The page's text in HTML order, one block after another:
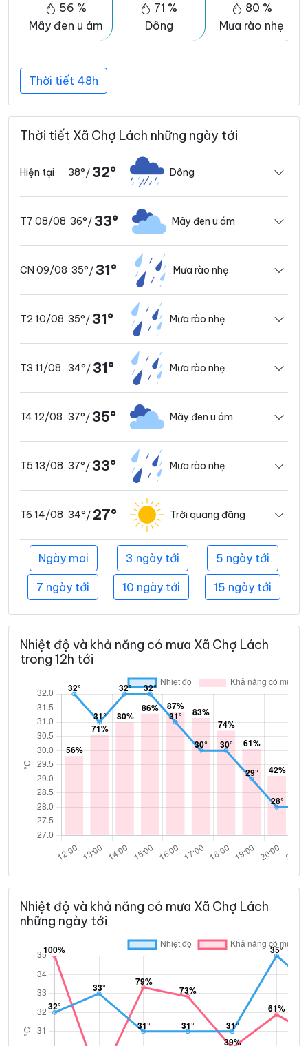
56 %
Mây đen u ám
71 %
Dông
80 %
Mưa rào nhẹ
Thời tiết 48h
Thời tiết Xã Chợ Lách những ngày tới
Hiện tại 38°/ 32° Dông
T7 08/08 36°/ 33° Mây đen u ám
CN 09/08 35°/ 31° Mưa rào nhẹ
T2 10/08 35°/ 31° Mưa rào nhẹ
T3 11/08 34°/ 31° Mưa rào nhẹ
T4 12/08 37°/ 35° Mây đen u ám
T5 13/08 37°/ 33° Mưa rào nhẹ
T6 14/08 34°/ 27° Trời quang đãng
Ngày mai 3 ngày tới 5 ngày tới
7 ngày tới 10 ngày tới 15 ngày tới
Nhiệt độ và khả năng có mưa Xã Chợ Lách
trong 12h tới
Nhiệt độ và khả năng có mưa Xã Chợ Lách
những ngày tới